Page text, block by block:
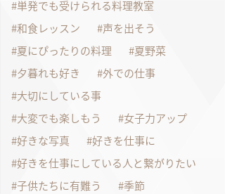
単発でも受けられる料理教室
和食レッスン
声を出そう
夏にぴったりの料理
夏野菜
夕暮れも好き
外での仕事
大切にしている事
大変でも楽しもう
女子力アップ
好きな写真
好きを仕事に
好きを仕事にしている人と繋がりたい
子供たちに有難う
季節